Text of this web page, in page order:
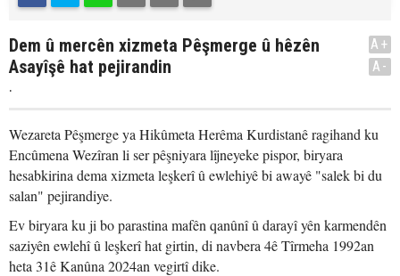
Dem û mercên xizmeta Pêşmerge û hêzên
Asayîşê hat pejirandin
.
A+
A-
Wezareta Pêşmerge ya Hikûmeta Herêma Kurdistanê ragihand ku
Encûmena Wezîran li ser pêşniyara lîjneyeke pispor, biryara
hesabkirina dema xizmeta leşkerî û ewlehiyê bi awayê "salek bi du
salan" pejirandiye.
Ev biryara ku ji bo parastina mafên qanûnî û darayî yên karmendên
saziyên ewlehî û leşkerî hat girtin, di navbera 4ê Tîrmeha 1992an
heta 31ê Kanûna 2024an vegirtî dike.